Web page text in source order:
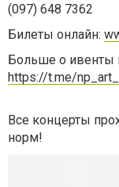
(097) 648 7362
Билеты онлайн:
Больше о ивенты
https://t.me/
Все концерты
норм!